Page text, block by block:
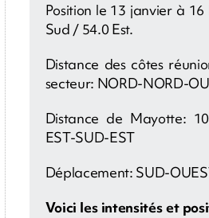
Position le 13 janvier à
Sud / 54.0 Est.
Distance des côtes
secteur: NORD-NORD-
Distance de Mayotte:
EST-SUD-EST
Déplacement: SUD-
Voici les intensités et